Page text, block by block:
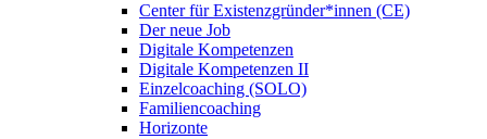
Center für Existenzgründer*innen (CE)
Der neue Job
Digitale Kompetenzen
Digitale Kompetenzen II
Einzelcoaching (SOLO)
Familiencoaching
Horizonte